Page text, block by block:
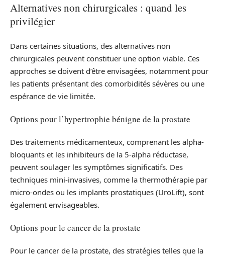
Alternatives non chirurgicales : quand les
privilégier
Dans certaines situations, des alternatives non
chirurgicales peuvent constituer une option viable. Ces
approches se doivent d’être envisagées, notamment pour
les patients présentant des comorbidités sévères ou une
espérance de vie limitée.
Options pour l’hypertrophie bénigne de la prostate
Des traitements médicamenteux, comprenant les alpha-
bloquants et les inhibiteurs de la 5-alpha réductase,
peuvent soulager les symptômes significatifs. Des
techniques mini-invasives, comme la thermothérapie par
micro-ondes ou les implants prostatiques (UroLift), sont
également envisageables.
Options pour le cancer de la prostate
Pour le cancer de la prostate, des stratégies telles que la